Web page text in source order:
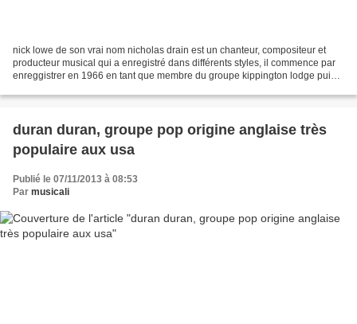
nick lowe de son vrai nom nicholas drain est un chanteur, compositeur et
producteur musical qui a enregistré dans différents styles, il commence par
enreggistrer en 1966 en tant que membre du groupe kippington lodge puis il
duran duran, groupe pop origine anglaise très
populaire aux usa
Publié le 07/11/2013 à 08:53
Par musicali